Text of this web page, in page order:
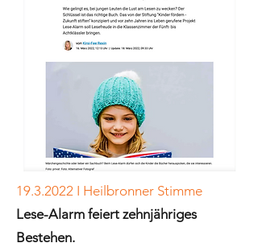
19.3.2022 I Heilbronner Stimme
Lese-Alarm feiert zehnjähriges
Bestehen.